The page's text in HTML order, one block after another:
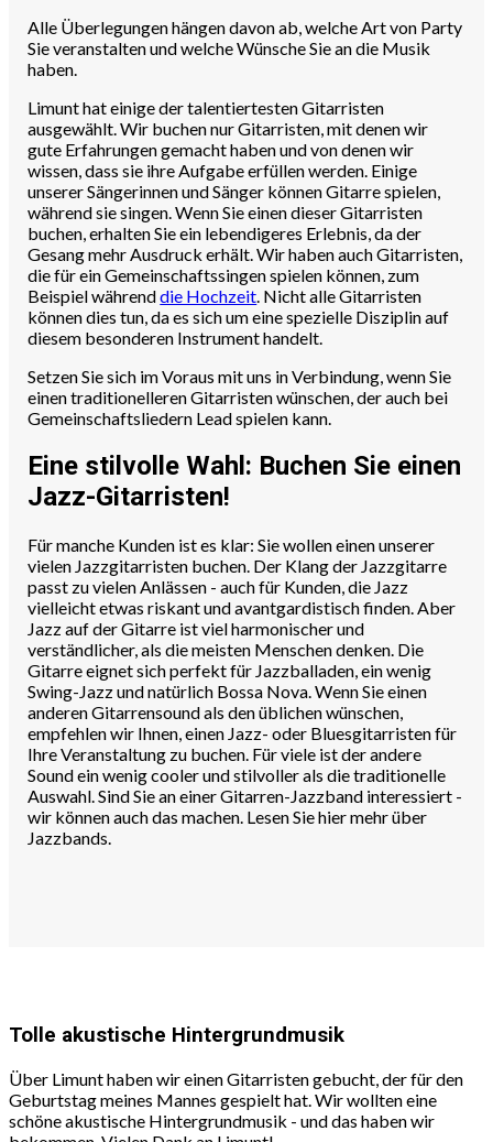
Alle Überlegungen hängen davon ab, welche Art von Party
Sie veranstalten und welche Wünsche Sie an die Musik
haben.
Limunt hat einige der talentiertesten Gitarristen
ausgewählt. Wir buchen nur Gitarristen, mit denen wir
gute Erfahrungen gemacht haben und von denen wir
wissen, dass sie ihre Aufgabe erfüllen werden. Einige
unserer Sängerinnen und Sänger können Gitarre spielen,
während sie singen. Wenn Sie einen dieser Gitarristen
buchen, erhalten Sie ein lebendigeres Erlebnis, da der
Gesang mehr Ausdruck erhält. Wir haben auch Gitarristen,
die für ein Gemeinschaftssingen spielen können, zum
Beispiel währenddie Hochzeit . Nicht alle Gitarristen
können dies tun, da es sich um eine spezielle Disziplin auf
diesem besonderen Instrument handelt.
Setzen Sie sich im Voraus mit uns in Verbindung, wenn Sie
einen traditionelleren Gitarristen wünschen, der auch bei
Gemeinschaftsliedern Lead spielen kann.
Eine stilvolle Wahl: Buchen Sie einen
Jazz-Gitarristen!
Für manche Kunden ist es klar: Sie wollen einen unserer
vielen Jazzgitarristen buchen. Der Klang der Jazzgitarre
passt zu vielen Anlässen - auch für Kunden, die Jazz
vielleicht etwas riskant und avantgardistisch finden. Aber
Jazz auf der Gitarre ist viel harmonischer und
verständlicher, als die meisten Menschen denken. Die
Gitarre eignet sich perfekt für Jazzballaden, ein wenig
Swing-Jazz und natürlich Bossa Nova. Wenn Sie einen
anderen Gitarrensound als den üblichen wünschen,
empfehlen wir Ihnen, einen Jazz- oder Bluesgitarristen für
Ihre Veranstaltung zu buchen. Für viele ist der andere
Sound ein wenig cooler und stilvoller als die traditionelle
Auswahl. Sind Sie an einer Gitarren-Jazzband interessiert -
wir können auch das machen. Lesen Sie hier mehr über
Jazzbands.
Tolle akustische Hintergrundmusik
Über Limunt haben wir einen Gitarristen gebucht, der für den
Geburtstag meines Mannes gespielt hat. Wir wollten eine
schöne akustische Hintergrundmusik - und das haben wir